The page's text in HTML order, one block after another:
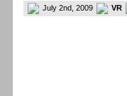
July 2nd, 2009 VR